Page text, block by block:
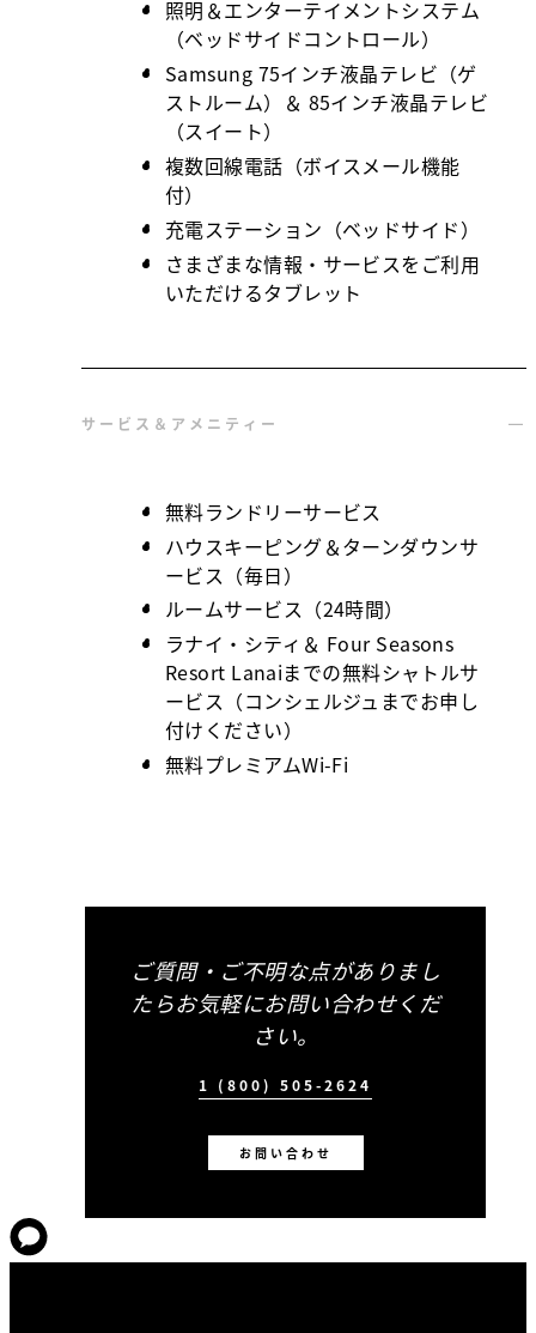
照明＆エンターテイメントシステム
（ベッドサイドコントロール）
Samsung 75インチ液晶テレビ（ゲ
ストルーム）＆ 85インチ液晶テレビ
（スイート）
複数回線電話（ボイスメール機能
付）
充電ステーション（ベッドサイド）
さまざまな情報・サービスをご利用
いただけるタブレット
サービス＆アメニティー
無料ランドリーサービス
ハウスキーピング＆ターンダウンサ
ービス（毎日）
ルームサービス（24時間）
ラナイ・シティ＆ Four Seasons
Resort Lanaiまでの無料シャトルサ
ービス（コンシェルジュまでお申し
付けください）
無料プレミアムWi-Fi
ご質問・ご不明な点がありまし
たらお気軽にお問い合わせくだ
さい。
1 (800) 505-2624
お問い合わせ